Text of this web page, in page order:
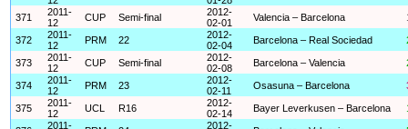
371
2011-
12
CUP Semi-final
2012-
02-01
Valencia – Barcelona
372
2011-
12
PRM 22
2012-
02-04
Barcelona – Real Sociedad
373
2011-
12
CUP Semi-final
2012-
02-08
Barcelona – Valencia
374
2011-
12
PRM 23
2012-
02-11
Osasuna – Barcelona
375
2011-
12
UCL R16
2012-
02-14
Bayer Leverkusen – Barcelona
2011-
2012-